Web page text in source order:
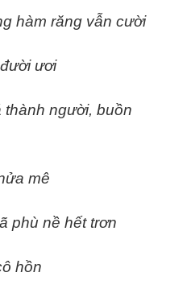
hàm răng vẫn cười
ươi
thành người, buồn
mê
phù nề hết trơn
hồn